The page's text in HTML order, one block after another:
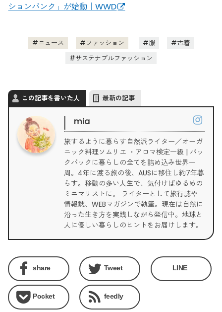
ションバンク」が始動｜WWD
ニュース ファッション 服
古着
サステナブルファッション
この記事を書いた人 最新の記事
mia
旅するように暮らす自然派ライター／オーガ
ニック料理ソムリエ ・アロマ検定一級 | バッ
クパックに暮らしの全てを詰め込み世界一
周。4年に渡る旅の後、AUSに移住し約7年暮
らす。移動の多い人生で、気付けばゆるめの
ミニマリストに。 ライターとして旅行誌や
情報誌、WEBマガジンで執筆。現在は自然に
沿った生き方を実践しながら発信中。地球と
人に優しい暮らしのヒントをお届けします。
share Tweet LINE
Pocket feedly